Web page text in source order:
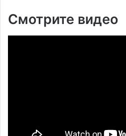
Смотрите видео